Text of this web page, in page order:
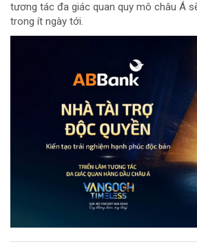
tương tác đa giác quan quy mô châu Á
trong ít ngày tới.